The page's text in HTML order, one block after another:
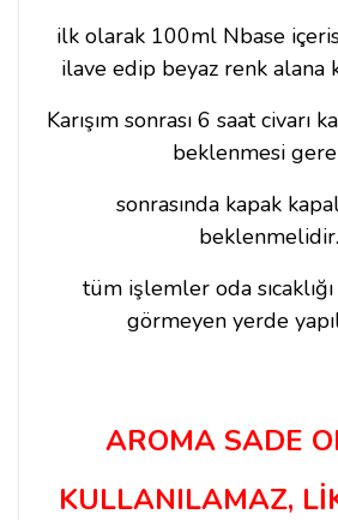
ilk olarak 100ml Nbase
ilave edip beyaz renk alana
Karışım sonrası 6 saat civarı
beklenmesi
sonrasında kapak
beklenmelidir.
tüm işlemler oda
görmeyen yerde
AROMA SADE
KULLANILAMAZ,